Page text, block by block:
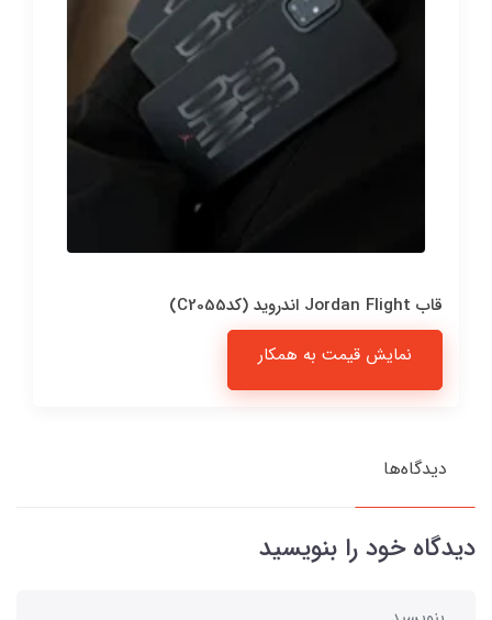
قاب Jordan Flight اندروید (کدC2055)
نمایش قیمت به همکار
دیدگاه‌ها
دیدگاه خود را بنویسید